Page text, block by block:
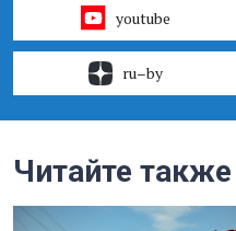
youtube
ru–by
Читайте также